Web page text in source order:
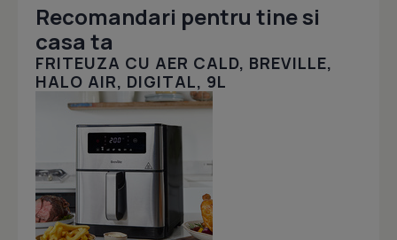
Recomandari pentru tine si
casa ta
FRITEUZA CU AER CALD, BREVILLE,
HALO AIR, DIGITAL, 9L